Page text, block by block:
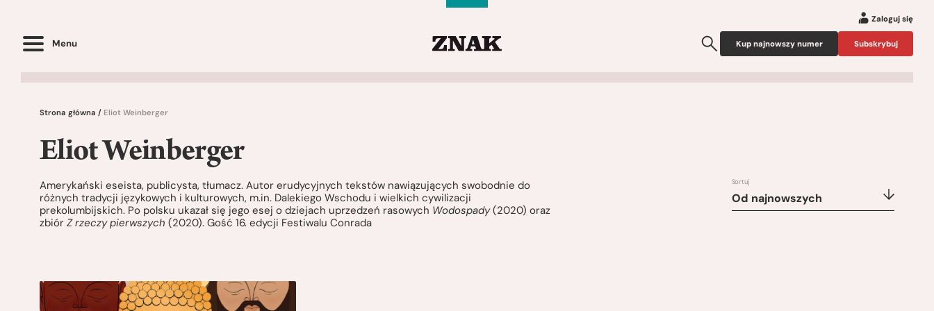
Menu
Zaloguj się
Kup najnowszy numer Subskrybuj
Strona główna / Eliot Weinberger
Eliot Weinberger
Amerykański eseista, publicysta, tłumacz. Autor erudycyjnych tekstów nawiązujących swobodnie do
różnych tradycji językowych i kulturowych, m.in. Dalekiego Wschodu i wielkich cywilizacji
prekolumbijskich. Po polsku ukazał się jego esej o dziejach uprzedzeń rasowych Wodospady(2020) oraz
zbiór Z rzeczy pierwszych (2020). Gość 16. edycji Festiwalu Conrada
Sortuj
Od najnowszych